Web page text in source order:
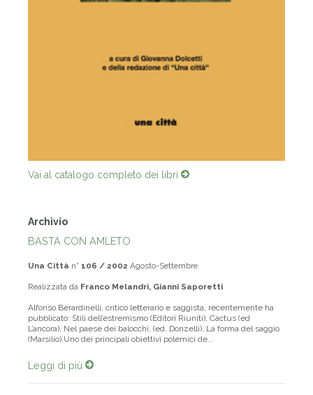
Vai al catalogo completo dei libri
Archivio
BASTA CON AMLETO
Una Città n° 106 / 2002 Agosto-Settembre
Realizzata da Franco Melandri, Gianni Saporetti
Alfonso Berardinelli, critico letterario e saggista, recentemente ha
pubblicato: Stili dell’estremismo (Editori Riuniti), Cactus (ed
L’ancora), Nel paese dei balocchi, (ed. Donzelli), La forma del saggio
(Marsilio).Uno dei principali obiettivi polemici de...
Leggi di più